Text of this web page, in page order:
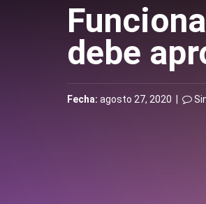
debe
Fecha: agosto 27, 2020 |